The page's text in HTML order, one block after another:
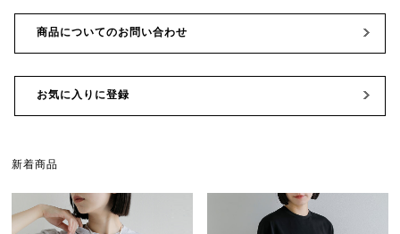
商品についてのお問い合わせ
お気に入りに登録
新着商品